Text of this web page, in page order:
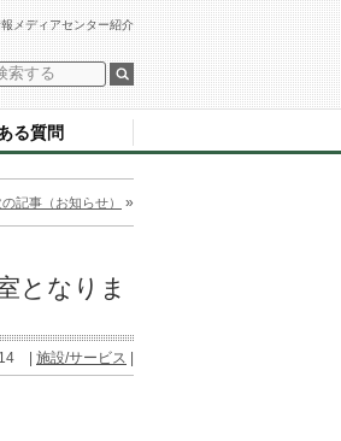
メディアセンター紹介
る質問
記事（お知らせ） »
となりま
| 施設/サービス